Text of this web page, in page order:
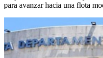
para avanzar hacia una flota